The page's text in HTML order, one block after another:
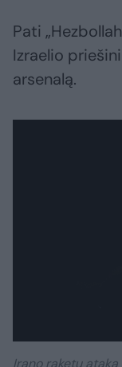
Pati
Izraelio
arsenalą.
Irano raketų ataka